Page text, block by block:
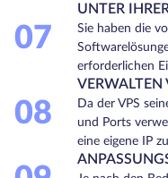
07
UNTER
Sie haben die
erforderlichen
08
VERWALTEN
Da der VPS
und Ports
eine eigene IP